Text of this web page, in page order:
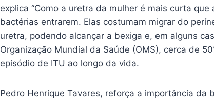
explica “Como a uretra da mulher é mais curta
bactérias entrarem. Elas costumam migrar do
uretra, podendo alcançar a bexiga e, em alguns
Organização Mundial da Saúde (OMS), cerca de
episódio de ITU ao longo da vida.
Pedro Henrique Tavares, reforça a importância da